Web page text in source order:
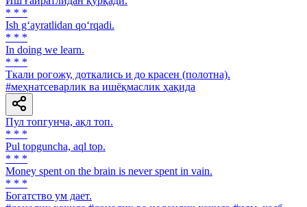
* * *
Ish g‘ayratlidan qo‘rqadi.
* * *
In doing we learn.
* * *
Ткали рогожу, доткались и до красен (полотна).
#меҳнатсеварлик ва ишёқмаслик ҳақида
Пул топгунча, ақл топ.
* * *
Pul topguncha, aql top.
* * *
Money spent on the brain is never spent in vain.
* * *
Богатство ум дает.